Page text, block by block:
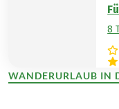
8
WANDERURLAUB IN